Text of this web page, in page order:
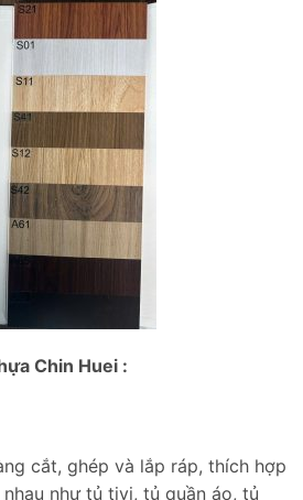
Chin Huei :
cắt, ghép và lắp ráp, thích hợp
như tủ tivi, tủ quần áo, tủ